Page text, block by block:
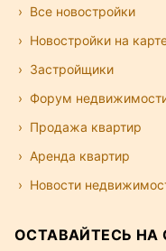
Все новостройки
Новостройки на
Застройщики
Форум
Продажа квартир
Аренда квартир
Новости
ОСТАВАЙТЕСЬ НА